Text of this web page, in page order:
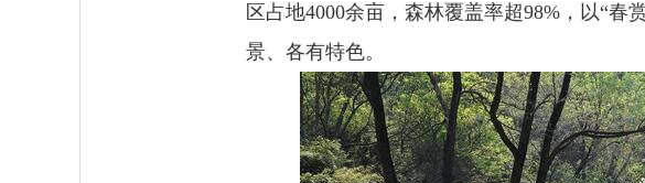
区占地4000余亩，森林覆盖率超98%，以“
景、各有特色。